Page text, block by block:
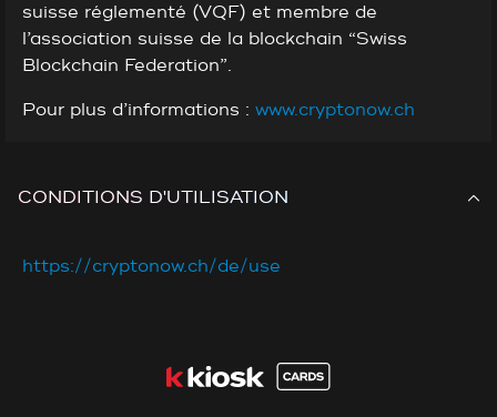
suisse réglementé (VQF) et membre de
l’association suisse de la blockchain “Swiss
Blockchain Federation”.
Pour plus d’informations : www.cryptonow.ch
CONDITIONS D'UTILISATION
https://cryptonow.ch/de/use